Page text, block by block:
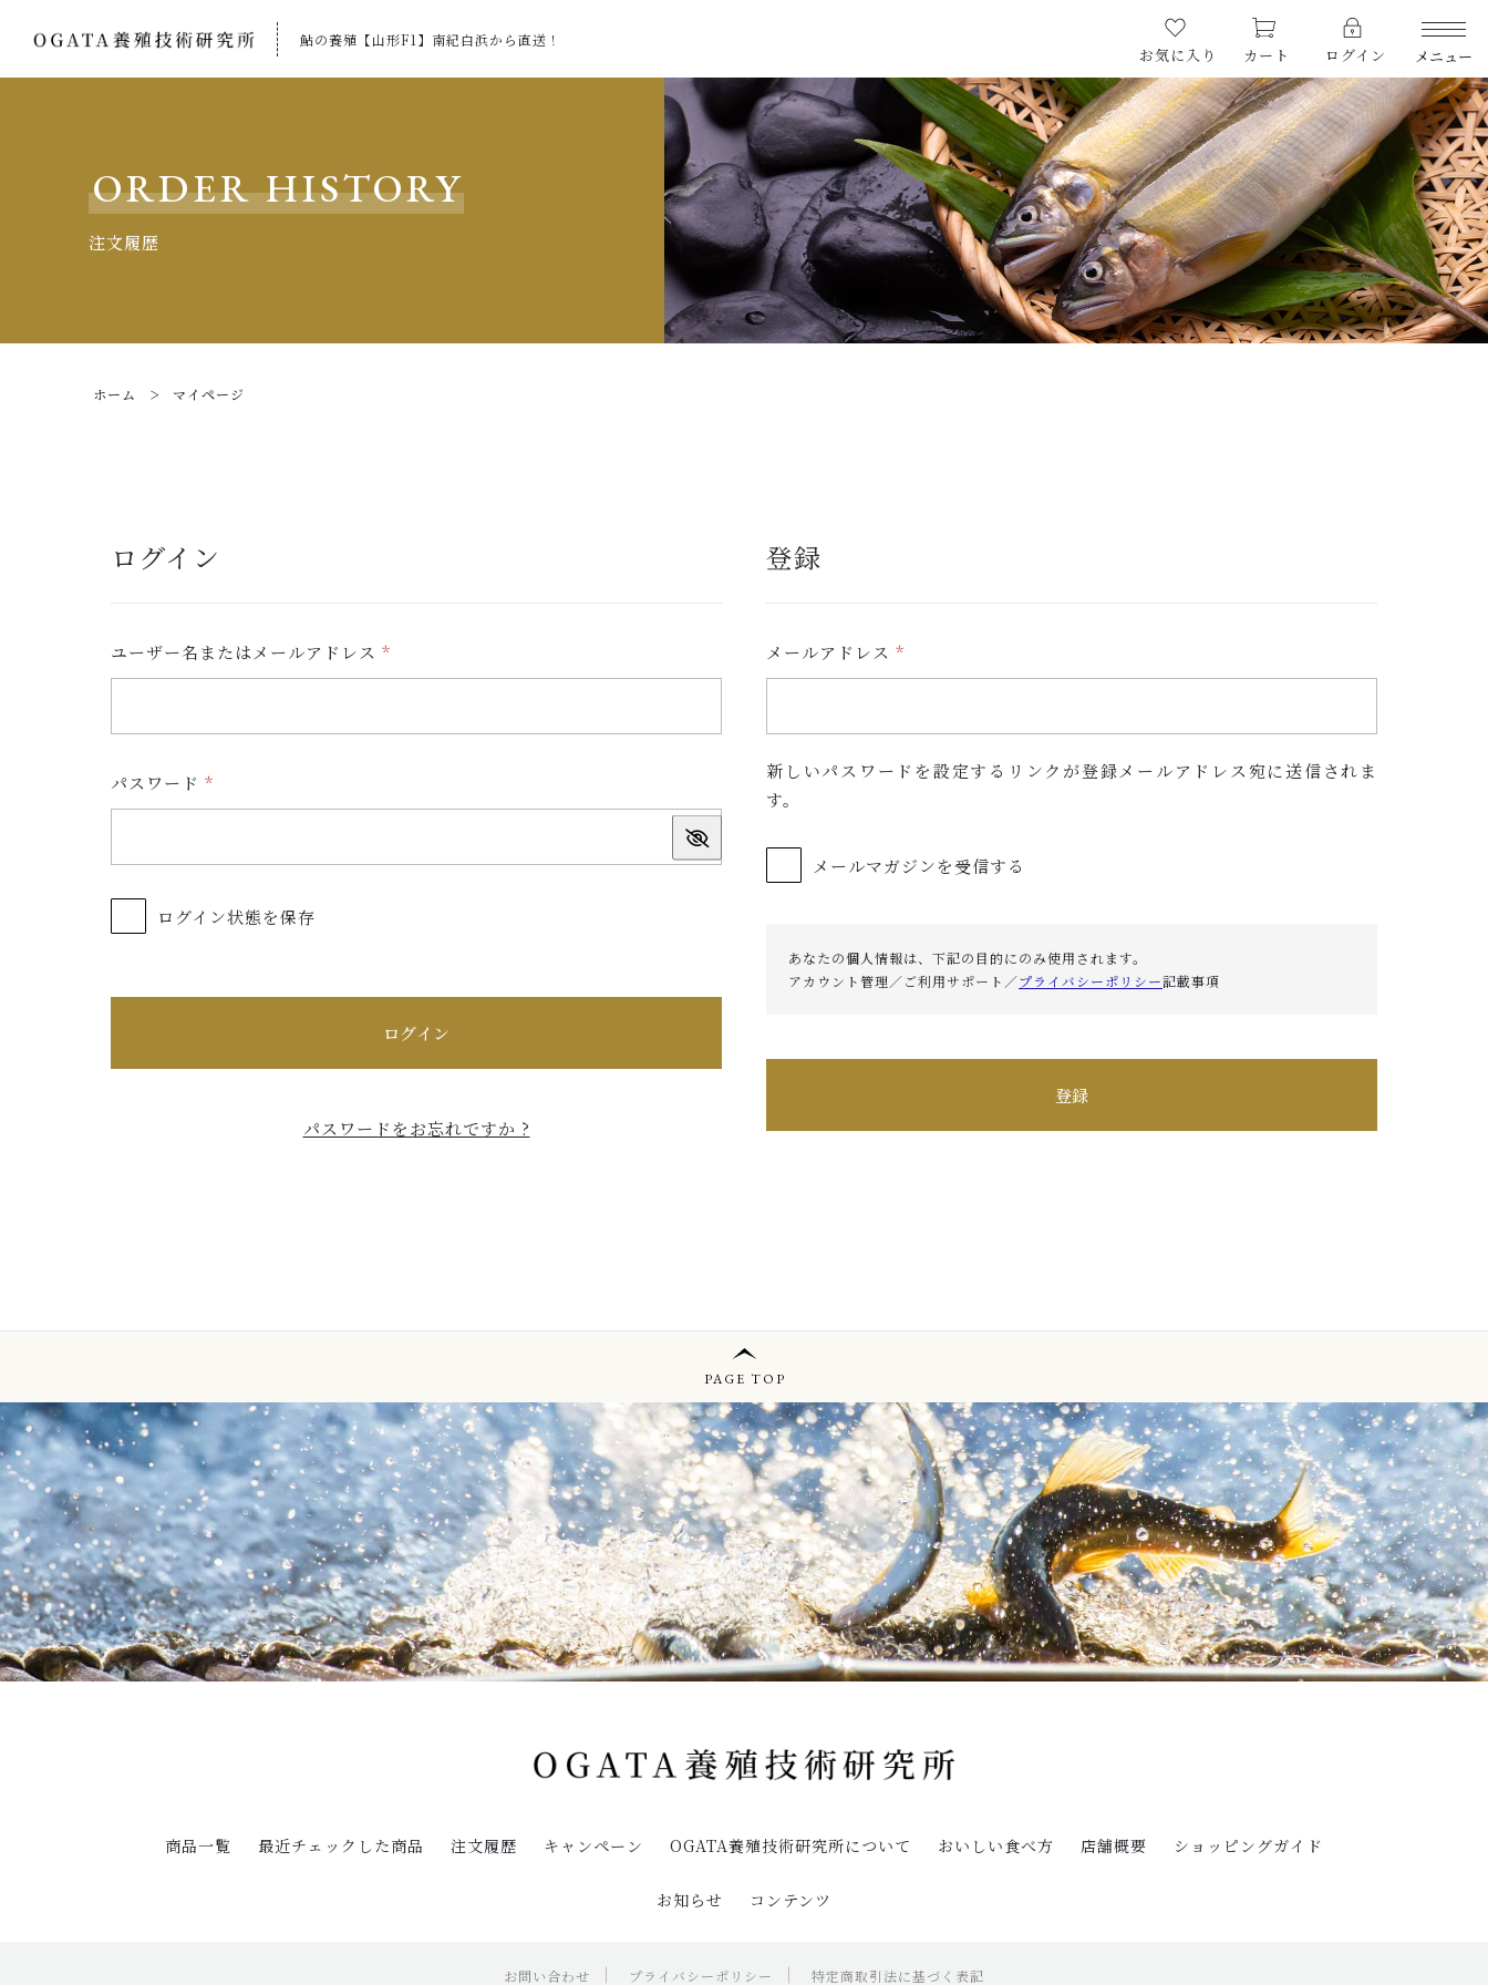
鮎の養殖【山形F1】南紀白浜から直送！
お気に入り
カート ログイン メニュー
PRODUCTS
商品一覧
CHECKED PRODUCTS
最近チェックした商品
ORDER HISTORY
注文履歴
CAMPAIGN
ORDER HISTORY
注文履歴
ホーム マイページ
ログイン
ユーザー名またはメールアドレス *
須
パスワード *
須
ログイン状態を保存
ログイン
パスワードをお忘れですか ?
登録
メールアドレス *
須
新しいパスワードを設定するリンクが登録メールアドレス宛に送信されま
す。
メールマガジンを受信する
あなたの個人情報は、下記の目的にのみ使用されます。
アカウント管理／ご利用サポート／プライバシーポリシー記載事項
登録
PAGE TOP
商品一覧 最近チェックした商品 注文履歴 キャンペーン OGATA養殖技術研究所について おいしい食べ方 店舗概要 ショッピングガイド
お知らせ コンテンツ
お問い合わせ プライバシーポリシー 特定商取引法に基づく表記